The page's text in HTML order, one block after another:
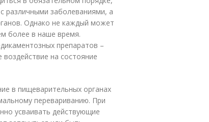
различными заболеваниями, а
Однако не каждый может
более в наше время.
препаратов –
на состояние
в пищеварительных органах
перевариванию. При
усваивать действующие